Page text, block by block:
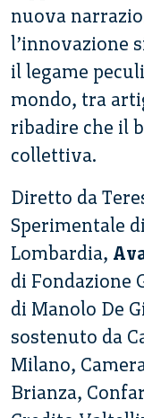
nuova
l’innovazione
il legame
mondo, tra
ribadire che il
collettiva.
Diretto da
Sperimentale
Lombardia,
di Fondazione
di Manolo De
sostenuto da
Milano,
Brianza,